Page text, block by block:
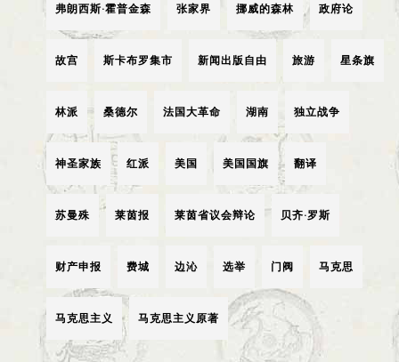
弗朗西斯·霍普金森 张家界 挪威的森林 政府论
故宫 斯卡布罗集市 新闻出版自由 旅游 星条旗
林派 桑德尔 法国大革命 湖南 独立战争
神圣家族 红派 美国 美国国旗 翻译
苏曼殊 莱茵报 莱茵省议会辩论 贝齐·罗斯
财产申报 费城 边沁 选举 门阀 马克思
马克思主义 马克思主义原著